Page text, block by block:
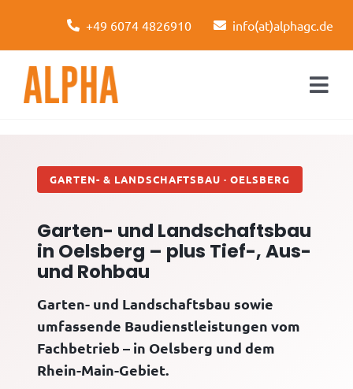
content
+49 6074 4826910 info(at)alphagc.de
Leistungen
Kontakt
GARTEN- & LANDSCHAFTSBAU · OELSBERG
Garten- und Landschaftsbau
in Oelsberg – plus Tief-, Aus-
und Rohbau
Garten- und Landschaftsbau sowie
umfassende Baudienstleistungen vom
Fachbetrieb – in Oelsberg und dem
Rhein-Main-Gebiet.